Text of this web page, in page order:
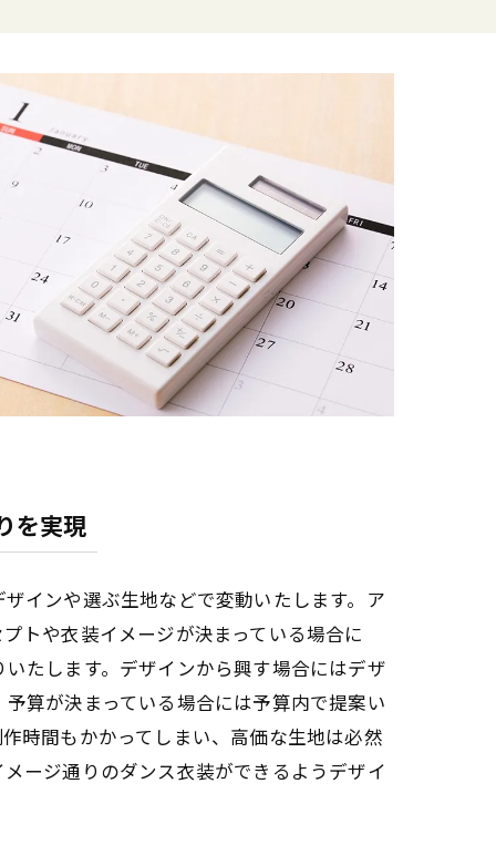
を実現
インや選ぶ生地などで変動いたします。ア
トや衣装イメージが決まっている場合に
たします。デザインから興す場合にはデザ
算が決まっている場合には予算内で提案い
時間もかかってしまい、高価な生地は必然
ージ通りのダンス衣装ができるようデザイ